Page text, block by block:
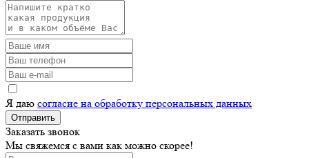
Я даю согласие на обработку персональных данных
Отправить
Заказать звонок
Мы свяжемся с вами как можно скорее!